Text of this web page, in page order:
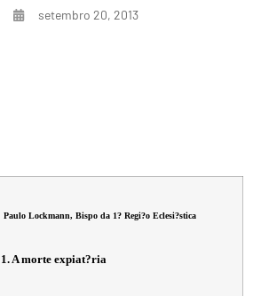
setembro 20, 2013
Paulo Lockmann, Bispo da 1? Regi?o Eclesi?stica
1. A morte expiat?ria